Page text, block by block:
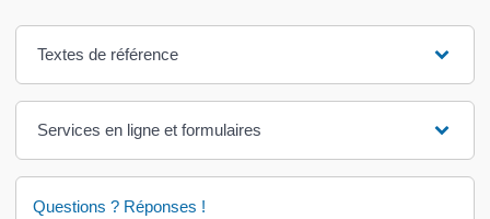
Textes de référence
Services en ligne et formulaires
Questions ? Réponses !